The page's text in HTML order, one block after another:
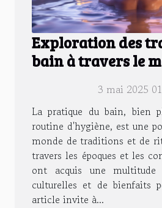
Exploration des
bain à travers le
3 mai 2025
La pratique du bain, bien
routine d'hygiène, est une
monde de traditions et de
travers les époques et les
ont acquis une multitude
culturelles et de bienfaits
article invite à...